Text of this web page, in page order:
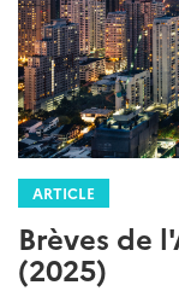
ARTICLE
Brèves de
(2025)